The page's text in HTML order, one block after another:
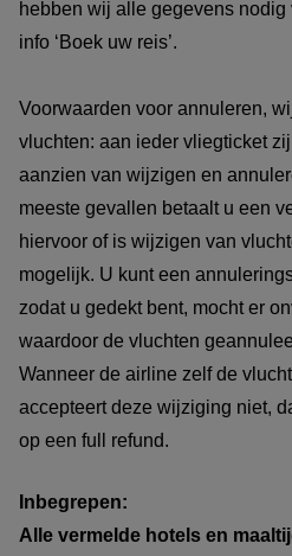
hebben wij alle gegevens
info ‘Boek uw reis’.
Voorwaarden voor annuleren,
vluchten: aan ieder vliegticket
aanzien van wijzigen en
meeste gevallen betaalt u een
hiervoor of is wijzigen van
mogelijk. U kunt een
zodat u gedekt bent, mocht er
waardoor de vluchten
Wanneer de airline zelf de
accepteert deze wijziging niet,
op een full refund.
Inbegrepen:
Alle vermelde hotels en